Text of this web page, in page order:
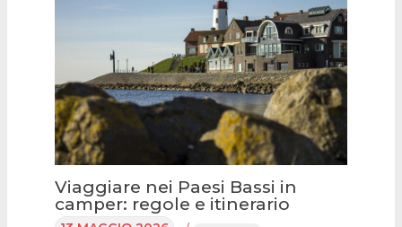
Viaggiare nei Paesi Bassi in
camper: regole e itinerario